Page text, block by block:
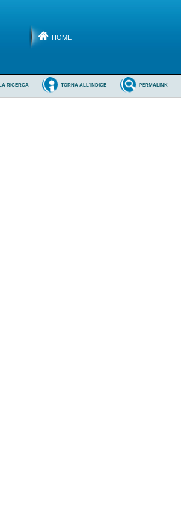
HOME
PERMALINK
TORNA ALL'INDICE
RICERCA